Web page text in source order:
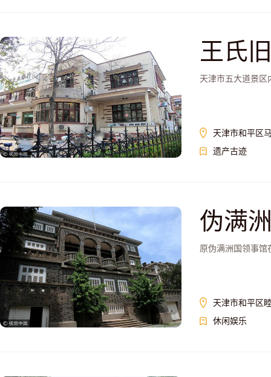
王氏
天津市五大道景区
天津市和平区
遗产古迹
伪满
原伪满洲国领事馆
天津市和平区
休闲娱乐